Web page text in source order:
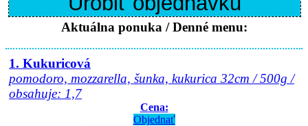
Aktuálna ponuka / Denné menu:
1. Kukuricová
pomodoro, mozzarella, šunka, kukurica 32cm / 500g /
obsahuje: 1,7
Cena:
Objednať